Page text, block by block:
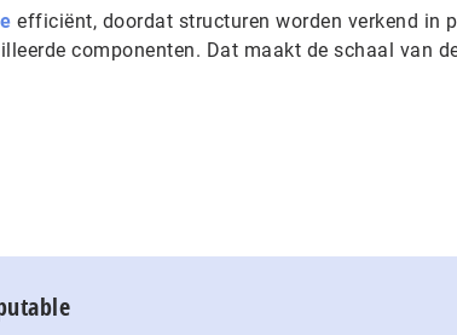
efficiënt, doordat structuren worden verkend in
componenten. Dat maakt de schaal van